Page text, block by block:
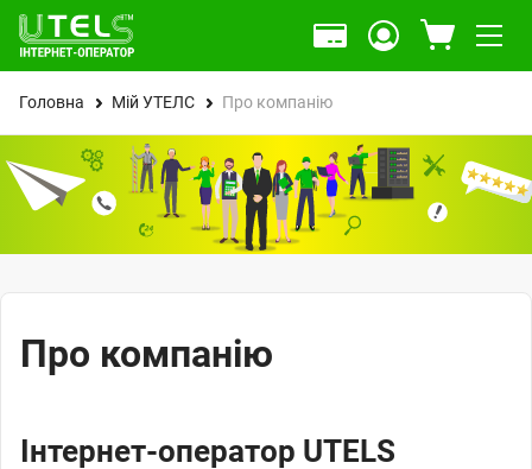
Головна Мій УТЕЛС Про компанію
Про компанію
Інтернет-оператор UTELS